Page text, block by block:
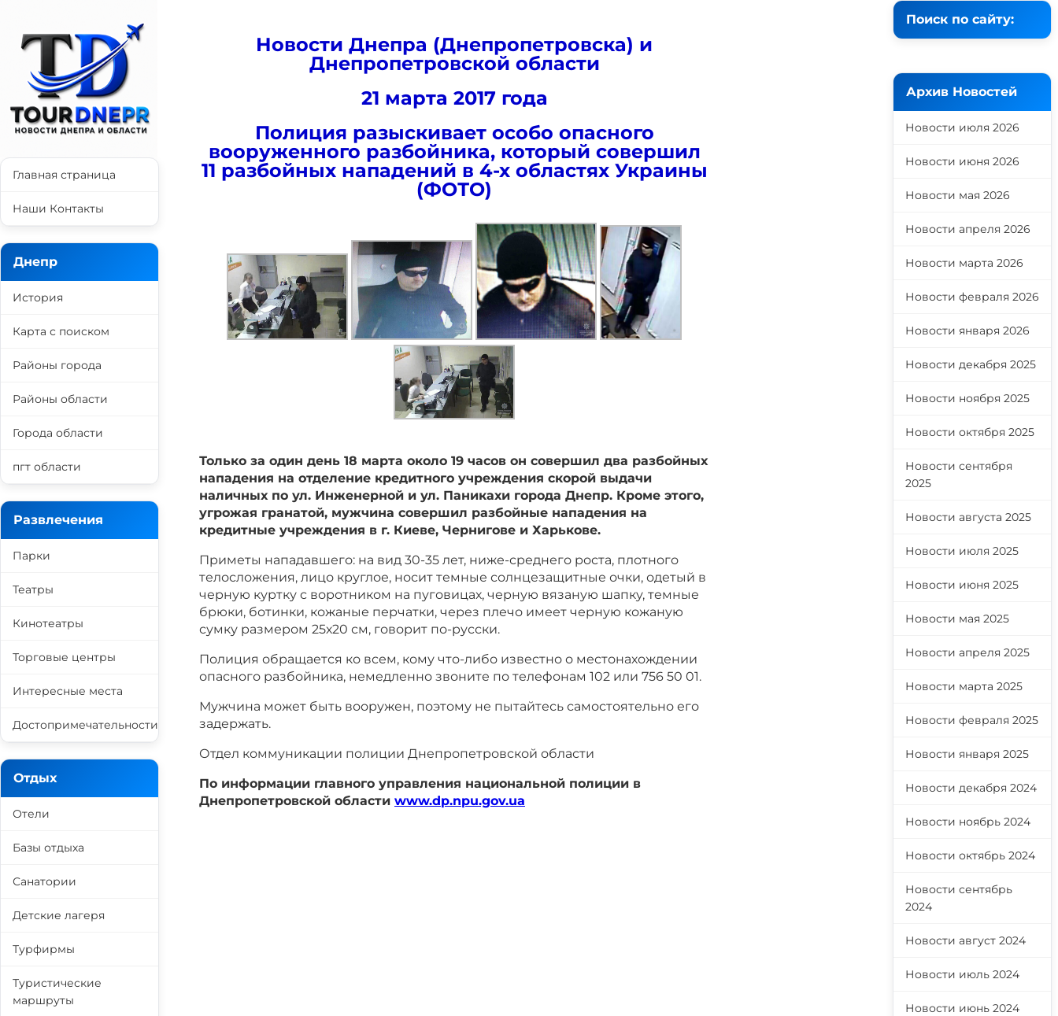
Новости Днепра (Днепропетровска) и
Днепропетровской области
21 марта 2017 года
Полиция разыскивает особо опасного
вооруженного разбойника, который совершил
11 разбойных нападений в 4-х областях Украины
(ФОТО)
Только за один день 18 марта около 19 часов он совершил два разбойных
нападения на отделение кредитного учреждения скорой выдачи
наличных по ул. Инженерной и ул. Паникахи города Днепр. Кроме этого,
угрожая гранатой, мужчина совершил разбойные нападения на
кредитные учреждения в г. Киеве, Чернигове и Харькове.
Приметы нападавшего: на вид 30-35 лет, ниже-среднего роста, плотного
телосложения, лицо круглое, носит темные солнцезащитные очки, одетый в
черную куртку с воротником на пуговицах, черную вязаную шапку, темные
брюки, ботинки, кожаные перчатки, через плечо имеет черную кожаную
сумку размером 25х20 см, говорит по-русски.
Полиция обращается ко всем, кому что-либо известно о местонахождении
опасного разбойника, немедленно звоните по телефонам 102 или 756 50 01.
Мужчина может быть вооружен, поэтому не пытайтесь самостоятельно его
задержать.
Отдел коммуникации полиции Днепропетровской области
По информации главного управления национальной полиции в
Днепропетровской области www.dp.npu.gov.ua
Главная страница
Наши Контакты
Днепр
История
Карта с поиском
Районы города
Районы области
Города области
пгт области
Развлечения
Парки
Театры
Кинотеатры
Торговые центры
Интересные места
Достопримечательности
Отдых
Отели
Базы отдыха
Санатории
Детские лагеря
Турфирмы
Туристические
маршруты
Поиск по сайту:
Архив Новостей
Новости июля 2026
Новости июня 2026
Новости мая 2026
Новости апреля 2026
Новости марта 2026
Новости февраля 2026
Новости января 2026
Новости декабря 2025
Новости ноября 2025
Новости октября 2025
Новости сентября
2025
Новости августа 2025
Новости июля 2025
Новости июня 2025
Новости мая 2025
Новости апреля 2025
Новости марта 2025
Новости февраля 2025
Новости января 2025
Новости декабря 2024
Новости ноябрь 2024
Новости октябрь 2024
Новости сентябрь
2024
Новости август 2024
Новости июль 2024
Новости июнь 2024